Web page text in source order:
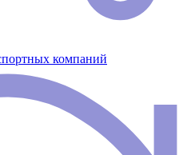
компаний